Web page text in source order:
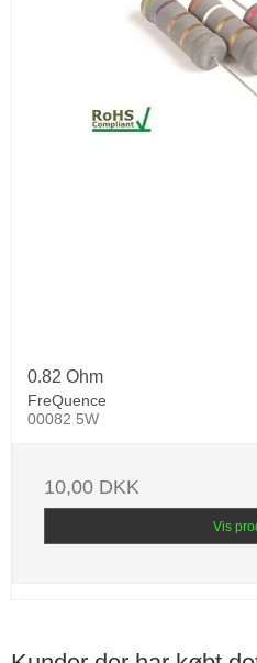
0.82 Ohm
FreQuence
00082 5W
10,00 DKK
Vis